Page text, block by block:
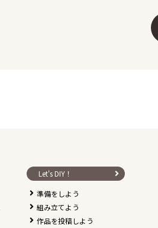
Let's DIY！
準備をしよう
組み立てよう
作品を投稿しよう